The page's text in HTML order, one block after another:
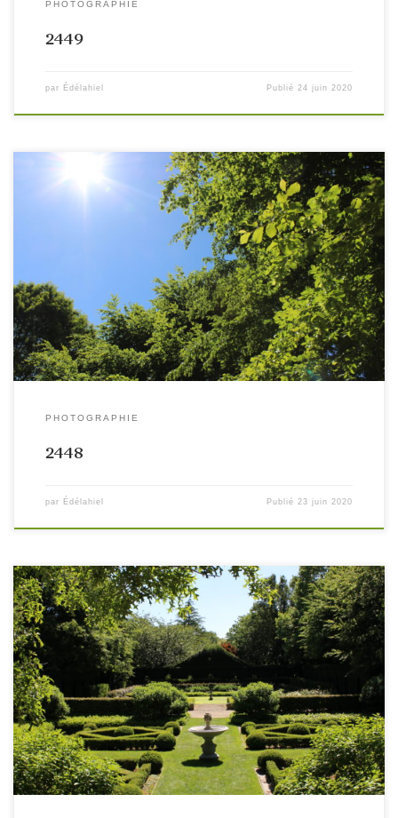
PHOTOGRAPHIE
2449
par Édélahiel Publié 24 juin 2020
PHOTOGRAPHIE
2448
par Édélahiel Publié 23 juin 2020